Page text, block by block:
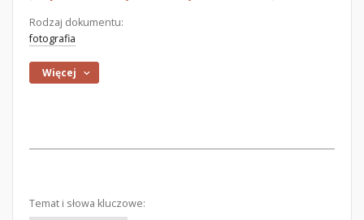
Rodzaj dokumentu:
fotografia
Więcej
Temat i słowa kluczowe: